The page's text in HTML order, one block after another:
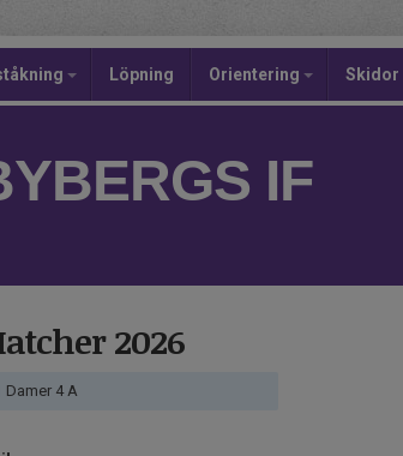
Löpning Orientering Skidor
IF
2026
Damer 4 A